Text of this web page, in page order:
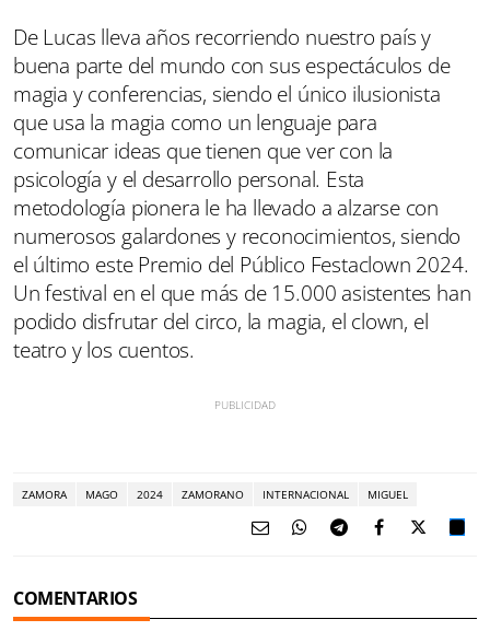
De Lucas lleva años recorriendo nuestro país y
buena parte del mundo con sus espectáculos de
magia y conferencias, siendo el único ilusionista
que usa la magia como un lenguaje para
comunicar ideas que tienen que ver con la
psicología y el desarrollo personal. Esta
metodología pionera le ha llevado a alzarse con
numerosos galardones y reconocimientos, siendo
el último este Premio del Público Festaclown 2024.
Un festival en el que más de 15.000 asistentes han
podido disfrutar del circo, la magia, el clown, el
teatro y los cuentos.
ZAMORA MAGO 2024 ZAMORANO INTERNACIONAL MIGUEL
COMENTARIOS